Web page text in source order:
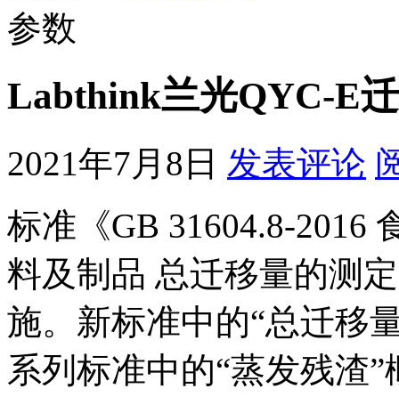
参数
Labthink兰光QYC-E
2021年7月8日 发表评论
标准《GB 31604.8-2016
料及制品 总迁移量的测
施。新标准中的“总迁移
系列标准中的“蒸发残渣